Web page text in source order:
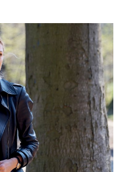
Žiadanky a tlačivá
Odberová príručka
Lymská borelióza